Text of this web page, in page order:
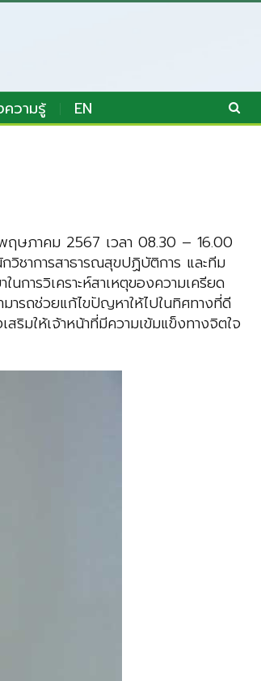
วามรู้ EN
ฤษภาคม 2567 เวลา 08.30 – 16.00
ชาการสาธารณสุขปฏิบัติการ และทีม
การวิเคราะห์สาเหตุของความเครียด
รถช่วยแก้ไขปัญหาให้ไปในทิศทางที่ดี
มให้เจ้าหน้าที่มีความเข้มแข็งทางจิตใจ